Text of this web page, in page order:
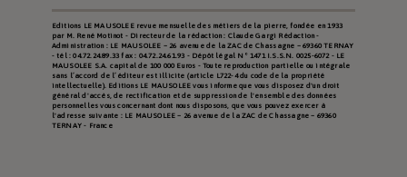
Editions LE MAUSOLEE revue mensuelle des métiers de la pierre, fondée en 1933
par M. René Motinot - Directeur de la rédaction : Claude Gargi Rédaction -
Administration : LE MAUSOLEE – 26 avenue de la ZAC de Chassagne – 69360 TERNAY
- tél : 04.72.24.89.33 fax : 04.72.24.61.93 - Dépôt légal N° 1471 I.S.S.N. 0025-6072 - LE
MAUSOLEE S.A. capital de 100 000 Euros - Toute reproduction partielle ou intégrale
sans l’accord de l’éditeur est illicite (article L722-4 du code de la propriété
intellectuelle). Editions LE MAUSOLEE vous informe que vous disposez d'un droit
général d'accès, de rectification et de suppression de l'ensemble des données
personnelles vous concernant dont nous disposons, que vous pouvez exercer à
l'adresse suivante : LE MAUSOLEE – 26 avenue de la ZAC de Chassagne – 69360
TERNAY - France